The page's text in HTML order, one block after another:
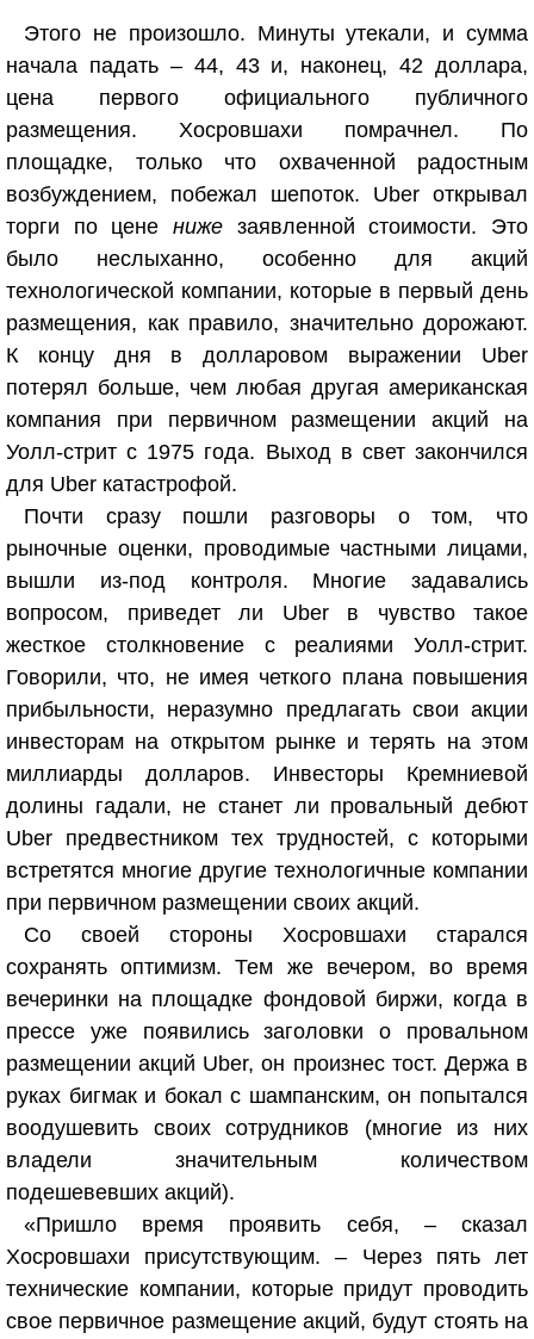
Этого не произошло. Минуты утекали, и сумма
начала падать – 44, 43 и, наконец, 42 доллара,
цена первого официального публичного
размещения. Хосровшахи помрачнел. По
площадке, только что охваченной радостным
возбуждением, побежал шепоток. Uber открывал
торги по цене ниже заявленной стоимости. Это
было неслыханно, особенно для акций
технологической компании, которые в первый день
размещения, как правило, значительно дорожают.
К концу дня в долларовом выражении Uber
потерял больше, чем любая другая американская
компания при первичном размещении акций на
Уолл-стрит с 1975 года. Выход в свет закончился
для Uber катастрофой.
Почти сразу пошли разговоры о том, что
рыночные оценки, проводимые частными лицами,
вышли из-под контроля. Многие задавались
вопросом, приведет ли Uber в чувство такое
жесткое столкновение с реалиями Уолл-стрит.
Говорили, что, не имея четкого плана повышения
прибыльности, неразумно предлагать свои акции
инвесторам на открытом рынке и терять на этом
миллиарды долларов. Инвесторы Кремниевой
долины гадали, не станет ли провальный дебют
Uber предвестником тех трудностей, с которыми
встретятся многие другие технологичные компании
при первичном размещении своих акций.
Со своей стороны Хосровшахи старался
сохранять оптимизм. Тем же вечером, во время
вечеринки на площадке фондовой биржи, когда в
прессе уже появились заголовки о провальном
размещении акций Uber, он произнес тост. Держа в
руках бигмак и бокал с шампанским, он попытался
воодушевить своих сотрудников (многие из них
владели значительным количеством
подешевевших акций).
«Пришло время проявить себя, – сказал
Хосровшахи присутствующим. – Через пять лет
технические компании, которые придут проводить
свое первичное размещение акций, будут стоять на